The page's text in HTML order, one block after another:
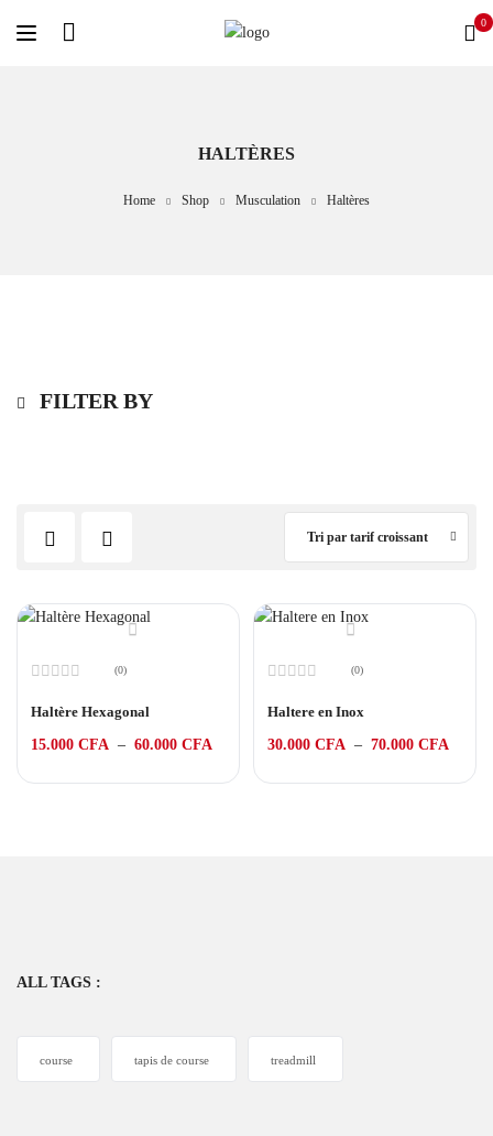
0
HALTÈRES
Home Shop Musculation Haltères
FILTER BY
Tri par tarif croissant
0
5
(0)
Haltère Hexagonal
15.000 CFA – 60.000 CFA
0
5
(0)
Haltere en Inox
30.000 CFA – 70.000 CFA
ALL TAGS :
course tapis de course treadmill